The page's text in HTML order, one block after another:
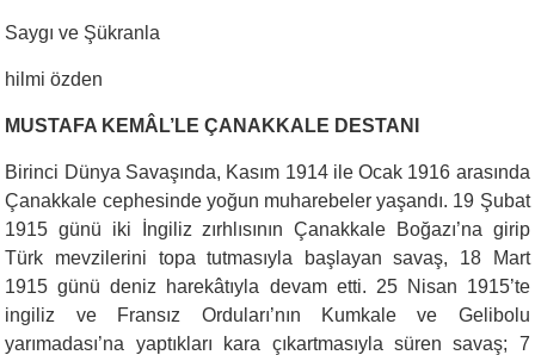
Saygı ve Şükranla
hilmi özden
MUSTAFA KEMÂL’LE ÇANAKKALE DESTANI
Birinci Dünya Savaşında, Kasım 1914 ile Ocak 1916 arasında
Çanakkale cephesinde yoğun muharebeler yaşandı. 19 Şubat
1915 günü iki İngiliz zırhlısının Çanakkale Boğazı’na girip
Türk mevzilerini topa tutmasıyla başlayan savaş, 18 Mart
1915 günü deniz harekâtıyla devam etti. 25 Nisan 1915’te
ingiliz ve Fransız Orduları’nın Kumkale ve Gelibolu
yarımadası’na yaptıkları kara çıkartmasıyla süren savaş; 7